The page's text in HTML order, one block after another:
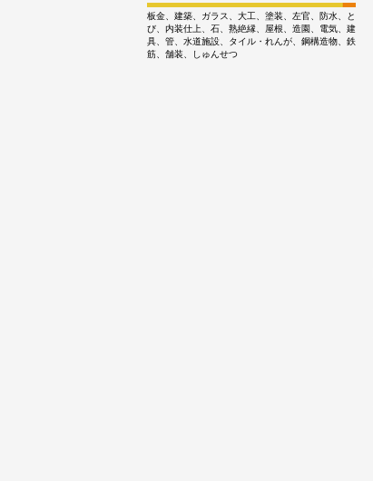
板金、建築、ガラス、大工、塗装、左官、防水、と
び、内装仕上、石、熟絶縁、屋根、造園、電気、建
具、管、水道施設、タイル・れんが、鋼構造物、鉄
筋、舗装、しゅんせつ